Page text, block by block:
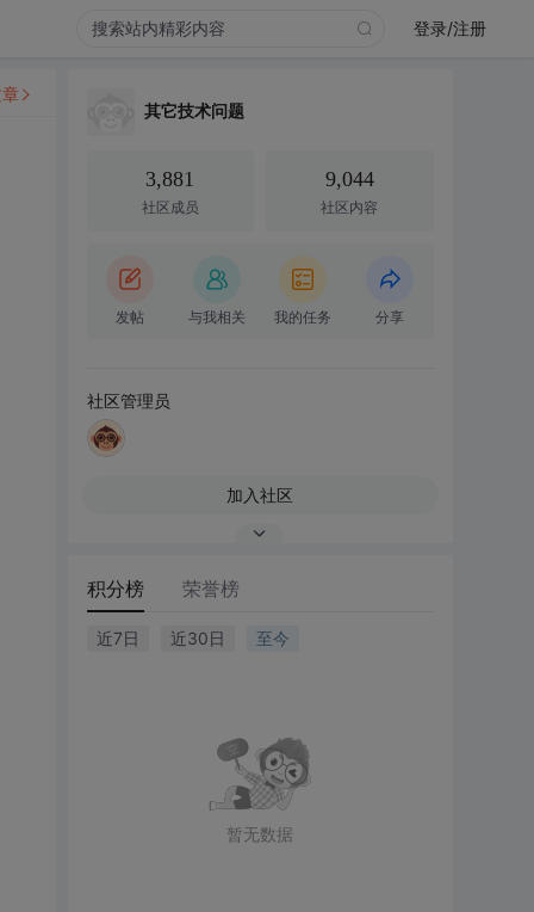
登录/注册
其它技术问题
3,881
社区成员
9,044
社区内容
发帖 与我相关 我的任务 分享
社区管理员
加入社区
积分榜 荣誉榜
近7日 近30日 至今
暂无数据